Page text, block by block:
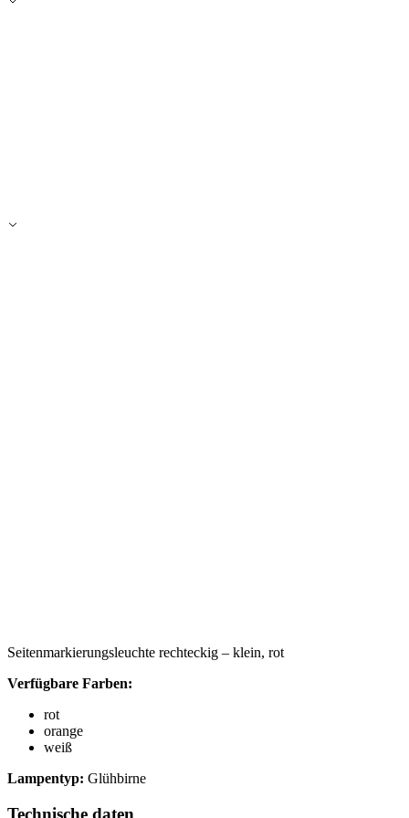
Seitenmarkierungsleuchte rechteckig – klein, rot
Verfügbare Farben:
rot
orange
weiß
Lampentyp: Glühbirne
Technische daten